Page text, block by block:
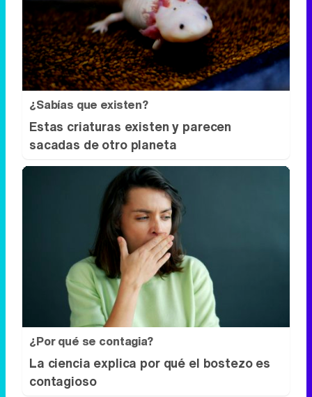
¿Sabías que existen?
Estas criaturas existen y parecen
sacadas de otro planeta
¿Por qué se contagia?
La ciencia explica por qué el bostezo es
contagioso